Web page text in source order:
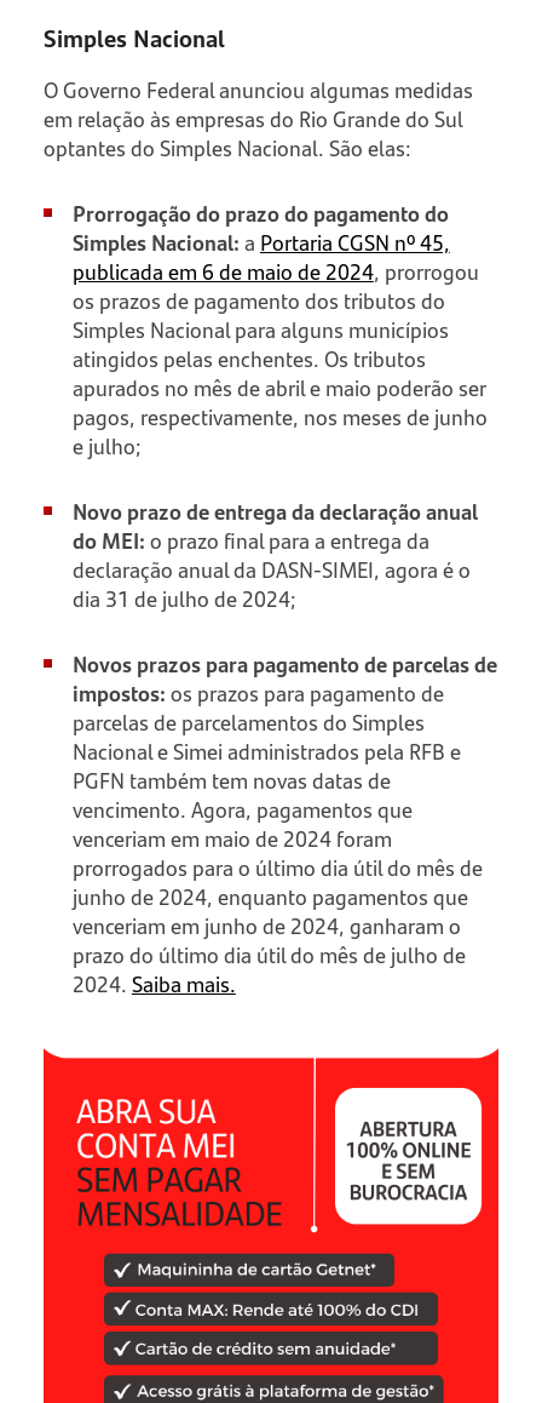
Simples Nacional
O Governo Federal anunciou algumas medidas
em relação às empresas do Rio Grande do Sul
optantes do Simples Nacional. São elas:
Prorrogação do prazo do pagamento do
Simples Nacional:a Portaria CGSN nº 45,
publicada em 6 de maio de 2024, prorrogou
os prazos de pagamento dos tributos do
Simples Nacional para alguns municípios
atingidos pelas enchentes. Os tributos
apurados no mês de abril e maio poderão ser
pagos, respectivamente, nos meses de junho
e julho;
Novo prazo de entrega da declaração anual
do MEI:o prazo final para a entrega da
declaração anual da DASN-SIMEI, agora é o
dia 31 de julho de 2024;
Novos prazos para pagamento de parcelas de
impostos:os prazos para pagamento de
parcelas de parcelamentos do Simples
Nacional e Simei administrados pela RFB e
PGFN também tem novas datas de
vencimento. Agora, pagamentos que
venceriam em maio de 2024 foram
prorrogados para o último dia útil do mês de
junho de 2024, enquanto pagamentos que
venceriam em junho de 2024, ganharam o
prazo do último dia útil do mês de julho de
2024.Saiba mais.